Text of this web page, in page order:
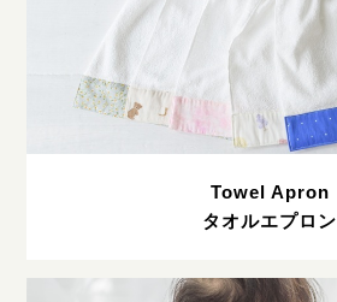
Towel Apron
タオルエプロン